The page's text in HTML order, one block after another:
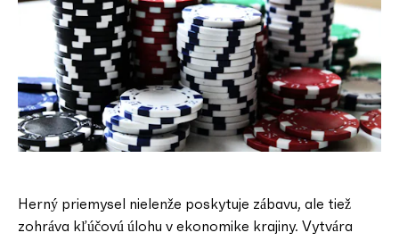
Herný priemysel nielenže poskytuje zábavu, ale tiež
zohráva kľúčovú úlohu v ekonomike krajiny. Vytvára